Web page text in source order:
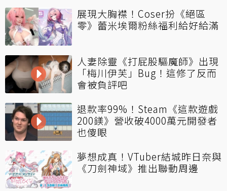
展現大胸襟！Coser扮《絕區
零》蕾米埃爾粉絲福利給好給滿
人妻除靈《打屁股驅魔師》出現
「梅川伊芙」Bug！這修了反而
會被負評吧
退款率99%！Steam《這款遊戲
200鎂》營收破4000萬元開發者
也傻眼
夢想成真！VTuber結城昨日奈與
《刀劍神域》推出聯動周邊